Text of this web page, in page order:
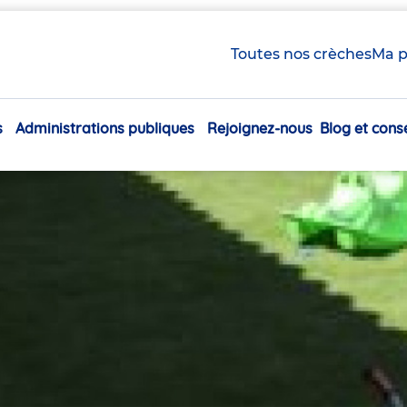
Toutes nos crèchesMa
Navigation
Administrations publiques Rejoignez-nous Blog et